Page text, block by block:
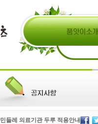
민들레 의료기관 두루 적용안내